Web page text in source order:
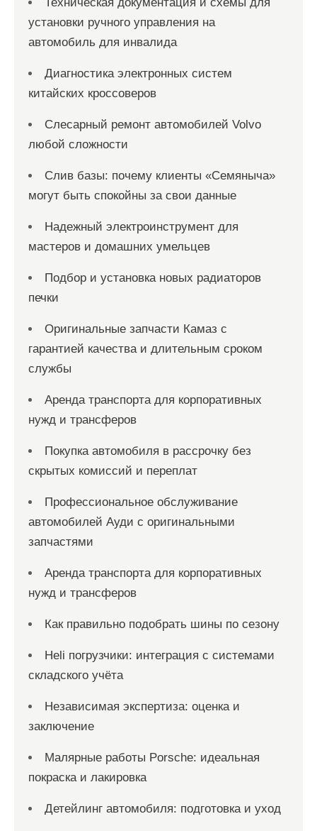
установки ручного управления на
автомобиль для инвалида
Диагностика электронных систем
китайских кроссоверов
Слесарный ремонт автомобилей Volvo
любой сложности
Слив базы: почему клиенты «Семяныча»
могут быть спокойны за свои данные
Надежный электроинструмент для
мастеров и домашних умельцев
Подбор и установка новых радиаторов
печки
Оригинальные запчасти Камаз с
гарантией качества и длительным сроком
службы
Аренда транспорта для корпоративных
нужд и трансферов
Покупка автомобиля в рассрочку без
скрытых комиссий и переплат
Профессиональное обслуживание
автомобилей Ауди с оригинальными
запчастями
Аренда транспорта для корпоративных
нужд и трансферов
Как правильно подобрать шины по сезону
Heli погрузчики: интеграция с системами
складского учёта
Независимая экспертиза: оценка и
заключение
Малярные работы Porsche: идеальная
покраска и лакировка
Детейлинг автомобиля: подготовка и уход